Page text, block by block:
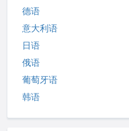
德语
意大利语
日语
俄语
葡萄牙语
韩语